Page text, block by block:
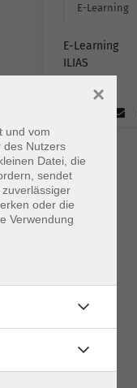
E-Learning
E-Learning
ILIAS
und vom
des Nutzers
Datei, die
sendet
oder die
Verwendung
×